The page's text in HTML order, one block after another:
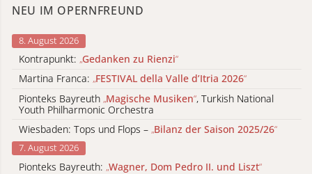
NEU IM OPERNFREUND
8. August 2026
Kontrapunkt: „Gedanken zu Rienzi“
Martina Franca: „FESTIVAL della Valle d’Itria 2026“
Pionteks Bayreuth „Magische Musiken“, Turkish National
Youth Philharmonic Orchestra
Wiesbaden: Tops und Flops – „Bilanz der Saison 2025/26“
7. August 2026
Pionteks Bayreuth: „Wagner, Dom Pedro II. und Liszt“